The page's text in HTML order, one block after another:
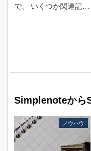
で、 いくつか関連記…
Simplenoteから
ノウハウ